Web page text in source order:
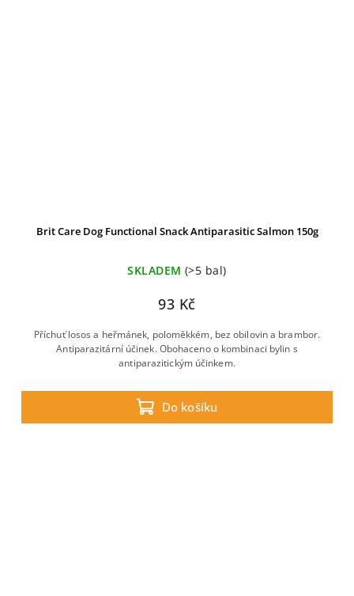
Brit Care Dog Functional Snack Antiparasitic Salmon 150g
SKLADEM (>5 bal)
93 Kč
Do košíku
Příchuť losos a heřmánek, poloměkkém, bez obilovin a brambor.
Antiparazitární účinek. Obohaceno o kombinaci bylin s
antiparazitickým účinkem.